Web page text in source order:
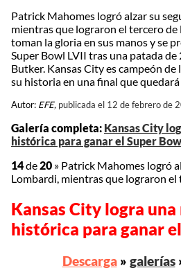
Patrick Mahomes logró alzar su
mientras que lograron el tercero
toman la gloria en sus manos y se
Super Bowl LVII tras una patada
Butker. Kansas City es campeón de
su historia en una final que
Autor: EFE, publicada el 12 de febrero de
Galería completa: Kansas City
histórica para ganar el Super Bowl
14de20 » Patrick Mahomes logró
Lombardi, mientras que lograron el
Kansas City logra
histórica para ganar
Descarga» galerías